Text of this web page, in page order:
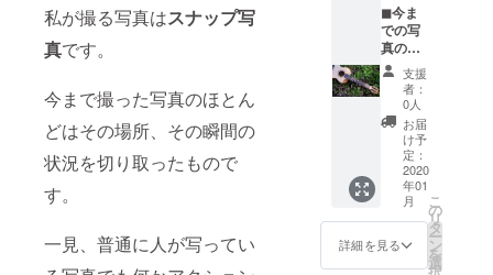
私が撮る写真はスナップ写
真です。
今まで撮った写真のほとん
どはその場所、その瞬間の
状況を切り取ったもので
す。
一見、普通に人が写ってい
告をさせていた
だきます。
◼︎今ま
での写
真のポ
スト
カード
３枚
セット
A.風景
＋サン
キュー
カード
◼︎ A.風
景また
はB.海
外から
支援
者：
0人
お届
け予
定：
2020
年01
月
詳細を見る
こ
の
リ
タ
ー
ン
を
選
択